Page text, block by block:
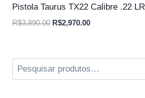
Pistola Taurus TX22 Calibre .22 LR
R$3,890.00 O
era:
R$3,890.00.
R$2,970.00O
é:
R$2,970.00.
Pesquisar
por: